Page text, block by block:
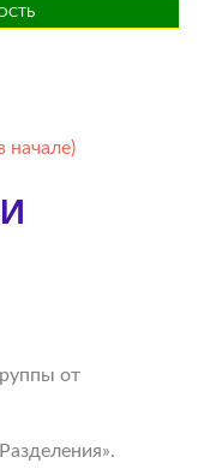
начале)
от